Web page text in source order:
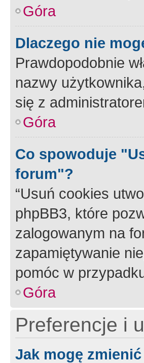
Góra
Dlaczego nie
Prawdopodobnie
nazwy
się z
Góra
Co spowoduje
forum"?
“Usuń cookies
phpBB3, które
zalogowanym na
zapamiętywanie
pomóc w
Góra
Preferencje i
Jak mogę